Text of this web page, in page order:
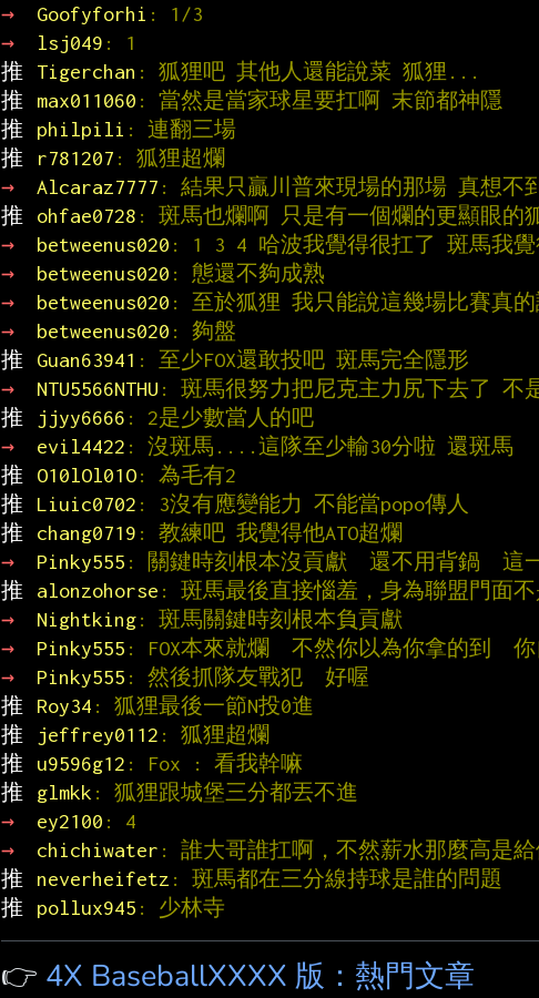
→
Goofyforhi : 1/3
→
lsj049 : 1
推
Tigerchan : 狐狸吧 其他人還能說菜 狐狸...
推
max011060 : 當然是當家球星要扛啊 末節都神隱
推
philpili : 連翻三場
推
r781207 : 狐狸超爛
→
Alcaraz7777 : 結果只贏川普來現場的那場 真想不
推
ohfae0728 : 斑馬也爛啊 只是有一個爛的更顯眼的
→
betweenus020 : 1 3 4 哈波我覺得很扛了 斑馬我覺
→
betweenus020 : 態還不夠成熟
→
betweenus020 : 至於狐狸 我只能說這幾場比賽真
→
betweenus020 : 夠盤
推
Guan63941 : 至少FOX還敢投吧 斑馬完全隱形
→
NTU5566NTHU : 斑馬很努力把尼克主力尻下去了 不
推
jjyy6666 : 2是少數當人的吧
→
evil4422 : 沒斑馬....這隊至少輸30分啦 還斑馬
推
O10lOl01O: 為毛有2
推
Liuic0702 : 3沒有應變能力 不能當popo傳人
推
chang0719 : 教練吧 我覺得他ATO超爛
→
Pinky555 : 關鍵時刻根本沒貢獻  還不用背鍋  這
推
alonzohorse : 斑馬最後直接惱羞，身為聯盟門面
→
Nightking: 斑馬關鍵時刻根本負貢獻
→
Pinky555 : FOX本來就爛  不然你以為你拿的到  你
→
Pinky555 : 然後抓隊友戰犯  好喔
推
Roy34 : 狐狸最後一節N投0進
推
jeffrey0112 : 狐狸超爛
推
u9596g12 : Fox : 看我幹嘛
推
glmkk : 狐狸跟城堡三分都丟不進
→
ey2100 : 4
→
chichiwater : 誰大哥誰扛啊，不然薪水那麼高是
推
neverheifetz : 斑馬都在三分線持球是誰的問題
推
pollux945 : 少林寺
👉 4X BaseballXXXX 版：熱門文章